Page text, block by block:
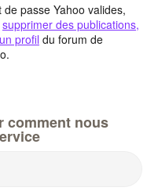
passe Yahoo valides,
supprimer des publications,
profil du forum de
comment nous